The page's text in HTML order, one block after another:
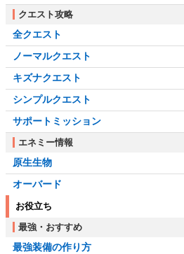
クエスト攻略
全クエスト
ノーマルクエスト
キズナクエスト
シンプルクエスト
サポートミッション
エネミー情報
原生生物
オーバード
お役立ち
最強・おすすめ
最強装備の作り方